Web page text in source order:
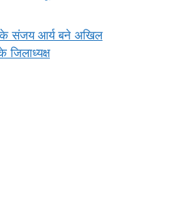
के संजय आर्य बने अखिल
जिलाध्यक्ष